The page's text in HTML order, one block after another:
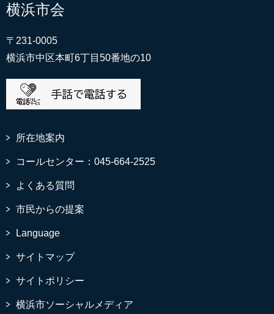
横浜市会
〒231-0005
横浜市中区本町6丁目50番地の10
所在地案内
コールセンター：045-664-2525
よくある質問
市民からの提案
Language
サイトマップ
サイトポリシー
横浜市ソーシャルメディア